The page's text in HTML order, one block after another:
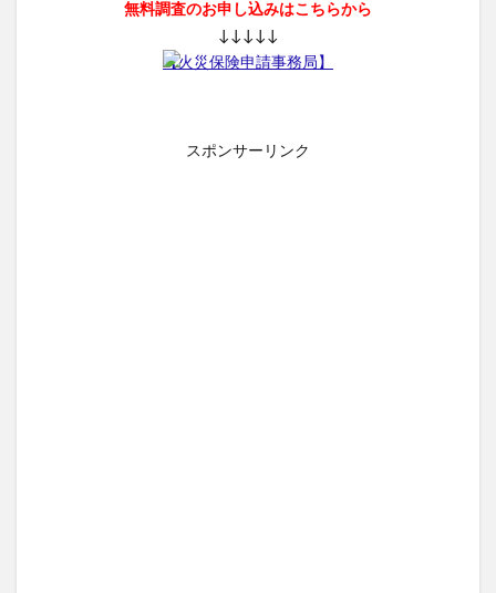
無料調査のお申し込みはこちらから
↓↓↓↓↓
【火災保険申請事務局】
スポンサーリンク